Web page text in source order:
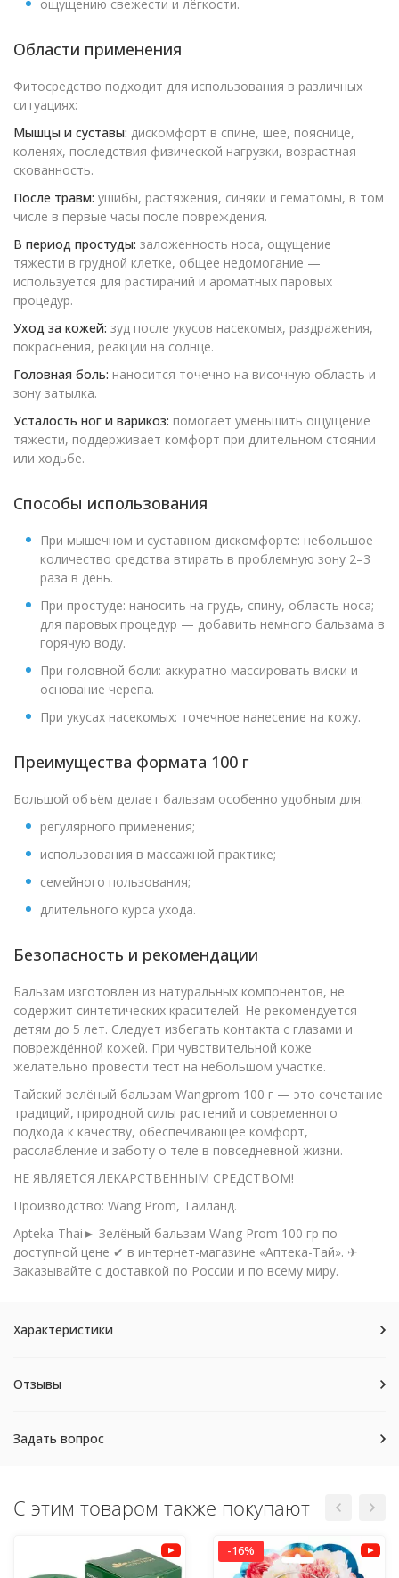
ощущению свежести и лёгкости.
Области применения
Фитосредство подходит для использования в различных
ситуациях:
Мышцы и суставы: дискомфорт в спине, шее, пояснице,
коленях, последствия физической нагрузки, возрастная
скованность.
После травм: ушибы, растяжения, синяки и гематомы, в том
числе в первые часы после повреждения.
В период простуды: заложенность носа, ощущение
тяжести в грудной клетке, общее недомогание —
используется для растираний и ароматных паровых
процедур.
Уход за кожей: зуд после укусов насекомых, раздражения,
покраснения, реакции на солнце.
Головная боль: наносится точечно на височную область и
зону затылка.
Усталость ног и варикоз: помогает уменьшить ощущение
тяжести, поддерживает комфорт при длительном стоянии
или ходьбе.
Способы использования
При мышечном и суставном дискомфорте: небольшое
количество средства втирать в проблемную зону 2–3
раза в день.
При простуде: наносить на грудь, спину, область носа;
для паровых процедур — добавить немного бальзама в
горячую воду.
При головной боли: аккуратно массировать виски и
основание черепа.
При укусах насекомых: точечное нанесение на кожу.
Преимущества формата 100 г
Большой объём делает бальзам особенно удобным для:
регулярного применения;
использования в массажной практике;
семейного пользования;
длительного курса ухода.
Безопасность и рекомендации
Бальзам изготовлен из натуральных компонентов, не
содержит синтетических красителей. Не рекомендуется
детям до 5 лет. Следует избегать контакта с глазами и
повреждённой кожей. При чувствительной коже
желательно провести тест на небольшом участке.
Тайский зелёный бальзам Wangprom 100 г — это сочетание
традиций, природной силы растений и современного
подхода к качеству, обеспечивающее комфорт,
расслабление и заботу о теле в повседневной жизни.
НЕ ЯВЛЯЕТСЯ ЛЕКАРСТВЕННЫМ СРЕДСТВОМ!
Производство: Wang Prom, Таиланд.
Apteka-Thai► Зелёный бальзам Wang Prom 100 гр по
доступной цене ✔ в интернет-магазине «Аптека-Тай». ✈
Заказывайте с доставкой по России и по всему миру.
Характеристики
Отзывы
Задать вопрос
С этим товаром также покупают
-16%